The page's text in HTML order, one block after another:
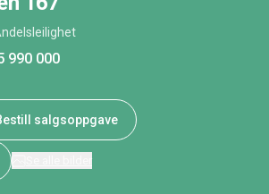
990 000
salgsoppgave